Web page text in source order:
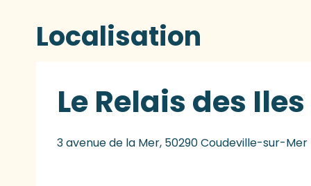
Localisation
Le Relais des Iles
3 avenue de la Mer, 50290 Coudeville-sur-Mer